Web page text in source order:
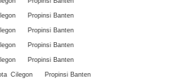
Propinsi Banten
Propinsi Banten
Propinsi Banten
Propinsi Banten
Cilegon Propinsi Banten